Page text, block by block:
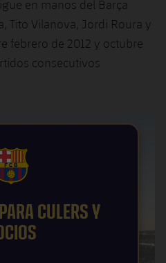
Amateurs
en manos del Barça
Tito Vilanova, Jordi Roura y
febrero de 2012 y octubre
consecutivos
FCB Barcelona badge
CULERS Y